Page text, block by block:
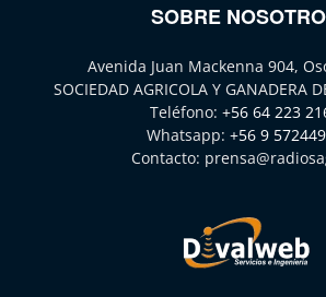
SOBRE
Avenida Juan Mackenna 904,
SOCIEDAD AGRICOLA Y GANADERA
Teléfono: +56 64 223
Whatsapp: +56 9
Contacto: